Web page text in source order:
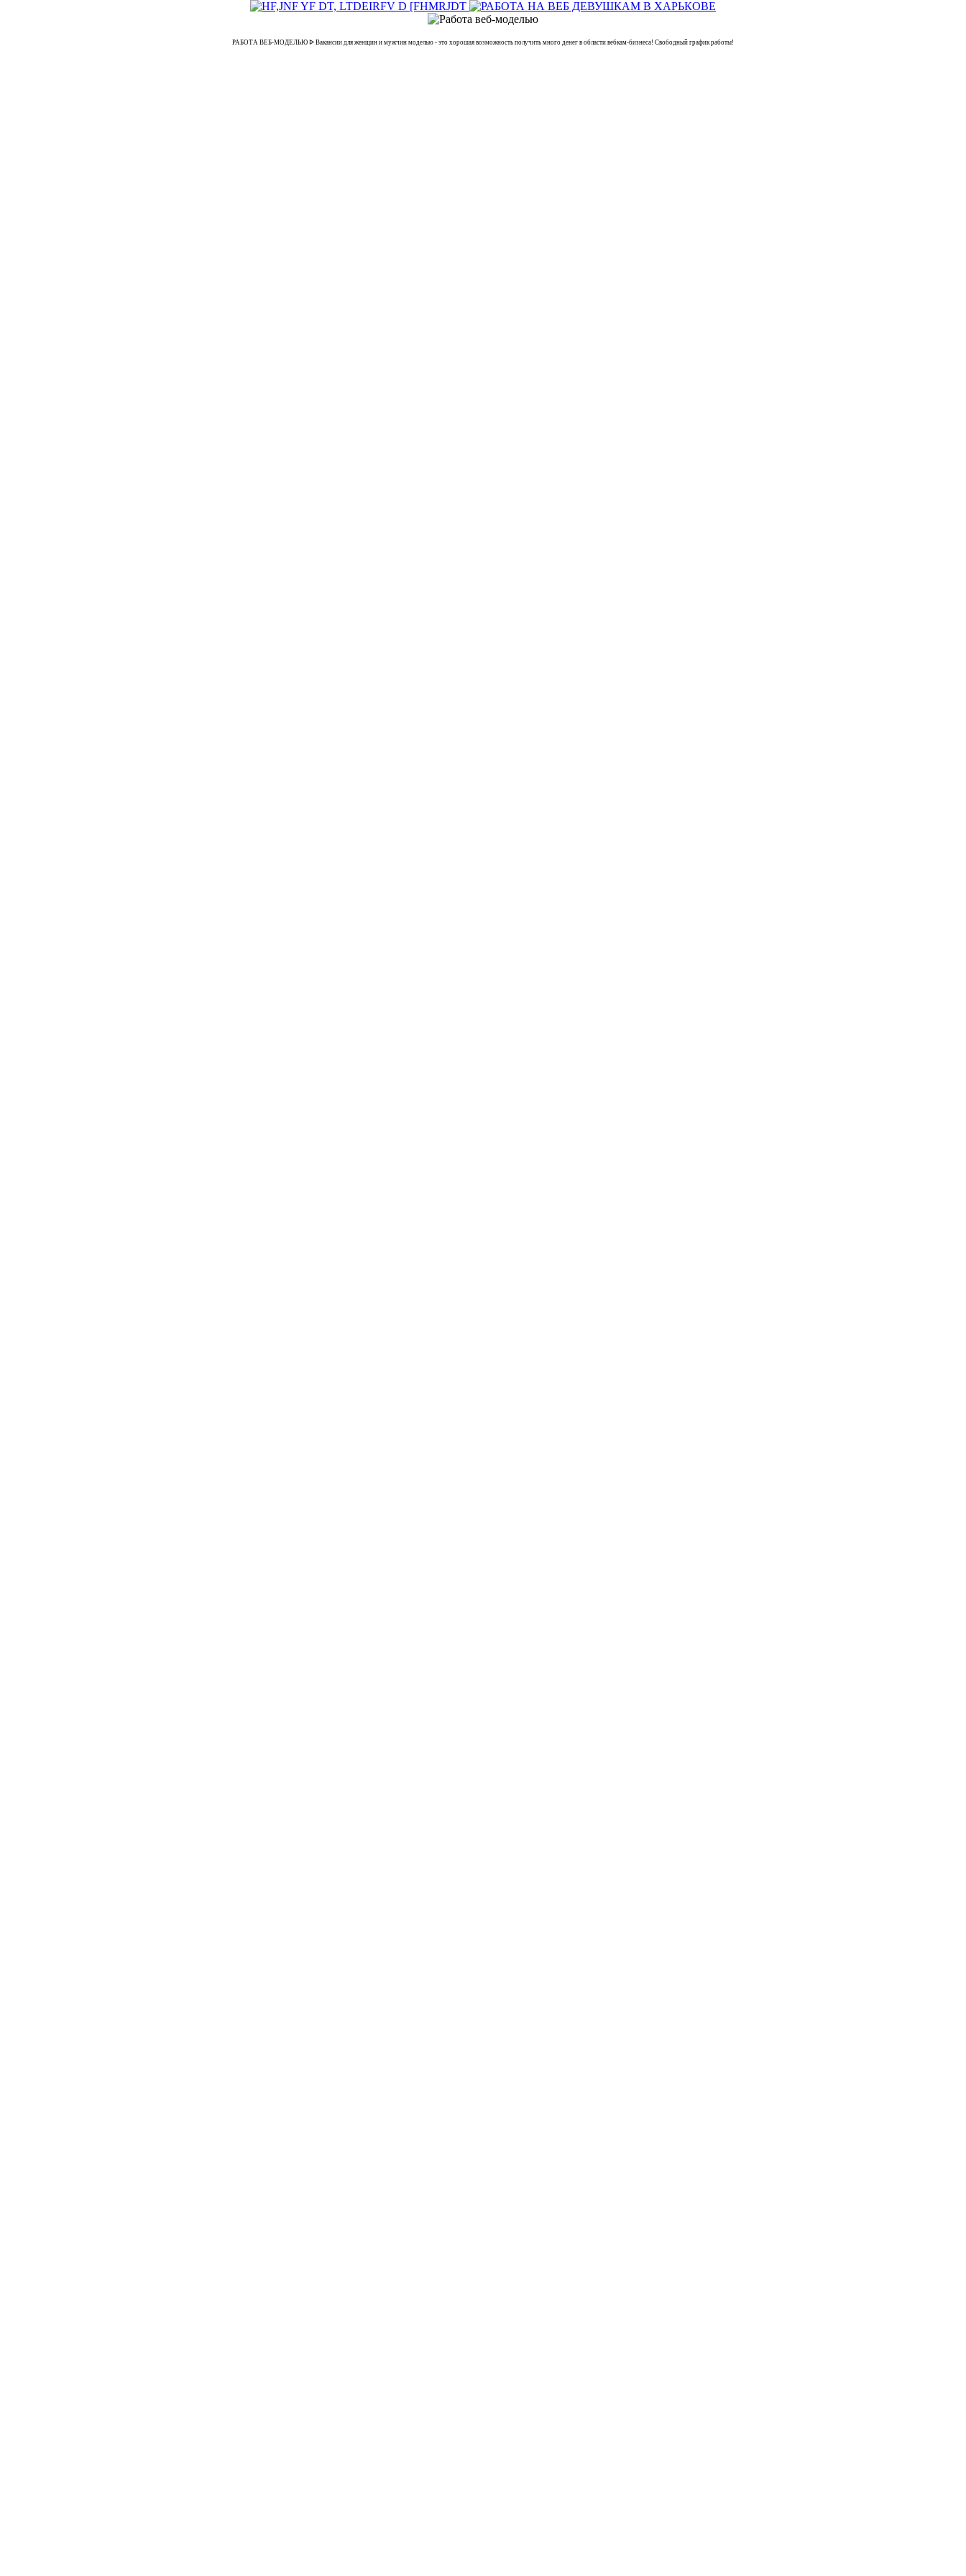
РАБОТА ВЕБ-МОДЕЛЬЮ ᐉ Вакансии для женщин и мужчин моделью - это хорошая возможность получить много денег в области вебкам-бизнеса! Свободный график работы!